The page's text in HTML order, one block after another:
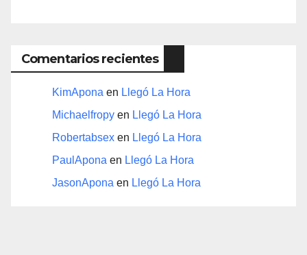
Comentarios recientes
KimApona en Llegó La Hora
Michaelfropy en Llegó La Hora
Robertabsex en Llegó La Hora
PaulApona en Llegó La Hora
JasonApona en Llegó La Hora